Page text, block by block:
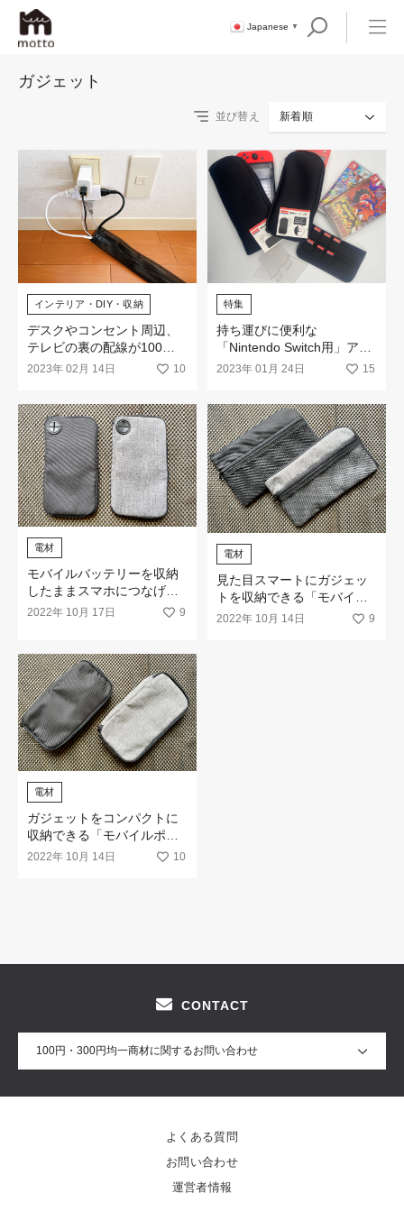
Japanese ▼
ガジェット
並び替え 新着順
インテリア・DIY・収納
デスクやコンセント周辺、
テレビの裏の配線が100均
の「コード収納」でスッキ
2023年 02月 14日 10
特集
持ち運びに便利な
「Nintendo Switch用」アイ
テムが勢揃い！
2023年 01月 24日 15
電材
モバイルバッテリーを収納
したままスマホにつなげる
「モバイルポーチ 大 コード
2022年 10月 17日 9
電材
見た目スマートにガジェッ
トを収納できる「モバイル
ポーチ大 Ｌ型」
2022年 10月 14日 9
電材
ガジェットをコンパクトに
収納できる「モバイルポー
チ 大」
2022年 10月 14日 10
CONTACT
100円・300円均一商材に関するお問い合わせ
よくある質問
お問い合わせ
運営者情報